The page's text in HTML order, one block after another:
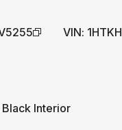
VIN:
Interior